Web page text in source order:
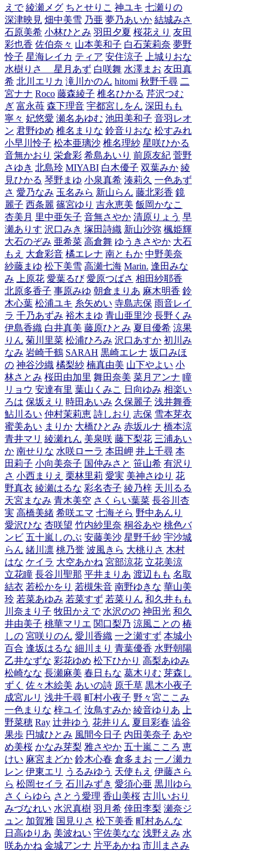
えで 綾瀬メグ ちとせりこ 神ユキ 七瀬りの
深津映見 畑中美雪 乃亜 夢乃あいか 結城みさ
石原美希 小林ひとみ 羽田夕夏 桜花えり 友田
彩也香 佐伯奈々 山本美和子 白石茉莉奈 夢野
怜子 星海レイカ ティア 安住涼子
上城りおな
水樹りさ 星月あず 白咲舞 水澤まお 友田真
希 北川エリカ 滝川かのん hitomi 秋野千尋 二
宮ナナ Roco 藤森綾子 椎名ひかる 芹沢つむ
ぎ 富永苺 森下理音 宇都宮しをん 深田もも
寧々 妃悠愛 瀬名あゆむ 池田美和子 音羽レオ
ン 君野ゆめ 椎名まりな 鈴音りおな 松すみれ
小早川怜子 松本亜璃沙 椎名理紗 星咲ひかる
音無かおり 栄倉彩 希島あいり 前原友紀 菅野
さゆき 北島玲 MIYABI 白木優子 双葉みか 綾
見ひかる 琴野まゆ 小泉真希 湊莉久 一色あず
さ 愛乃なみ 玉名みら 新山らん 藤北彩香 鏡
麗子 西条麗 篠宮ゆり 吉永恵美 飯岡かなこ
杏美月 里中亜矢子 音無さやか 清原りょう 早
瀬ありす 沢口みき 塚田詩織 新山沙弥 楓姫輝
大石のぞみ 亜希菜 高倉舞 ゆうきさやか 大石
もえ 大倉彩音 橘エレナ 南ともか 中野美奈
紗藤まゆ 松下美雪 高瀬七海 Marin. 逢田みな
み
上原花 愛葉るび 愛原つばさ 相田紗耶香
北原多香子 事原みゆ 朝倉まりあ 麻木明香 鈴
木心葉 松浦ユキ 糸矢めい 寺島志保 雨音レイ
ラ 千乃あずみ 裕木まゆ 青山亜里沙 長野くみ
伊島香織 白井真美 藤原ひとみ 夏目優希 涼果
りん 菊川里菜 松浦ひろみ 沢口あすか 初川み
なみ 岩崎千鶴 SARAH 黒崎エレナ 坂口みほ
の 神谷沙織 橘梨紗 楠真由美 山下やよい 小
林さとみ 桜田由加里 舞田奈美 菜月アンナ 瞳
リョウ 安達有里 葉山くみこ 日向ゆみ 相楽い
ろは 保坂えり 時田あいみ 久保麗子 浅井舞香
鮎川るい 仲村茉莉恵 詩しおり 志保 雪本芽衣
蜜美あい まりか 大橋ひとみ 赤坂ルナ 橋本涼
青井マリ 綾瀬れん 美泉咲 藤下梨花 三浦あい
か 南せりな 水咲ローラ 本田岬 井上千尋 本
田莉子 小向美奈子 国仲みさと 笹山希 有沢り
さ 小西まりえ 栗林里莉 愛実 美神さゆり 花
野真衣 綾瀬はるな 彩名杏子 綾乃梓 天川るる
天宮まなみ 青木美空 さくらい葉菜 長谷川杏
実 高橋美緒 希咲エマ 七海そら 野中あんり
愛沢ひな 杏咲望 竹内紗里奈 桐谷あや 桃色バ
ンビ 五十嵐しのぶ 安藤美沙 星野千紗 宇沙城
らん 緒川凛 桃乃誉 波風きら 大桃りさ 木村
はな ケイラ 大空あかね 宮部涼花 立花美涼
立花瞳 長谷川聖那 平井まりあ 渡辺もも 名取
結衣 若松かをり 若槻朱音 南野ゆきな 華山美
玲 若菜あゆみ 若菜すず 若菜りん 和久井もも
川奈まり子 牧田かえで 水沢のの 神田光 和久
井由美子 桃華マリエ 関口梨乃 涼風ことの 椿
しの 宮咲りのん 愛川香織 一之瀬すず 本城小
百合 逢坂はるな 細川まり 青葉優香 水野朝陽
乙井なずな 彩花ゆめ 松下ひかり 高梨あゆみ
松崎なな 長瀬麻美 春日もな 葛木りむ 芽森し
ずく 佐々木絵美 あいの詩 原千草 黒木小夜子
成宮ルリ 浅井千尋 町村小夜子 野々宮ここみ
一色まりな 梓ユイ 汝鳥すみか 綾音ゆりあ
上
野菜穂 Ray 辻井ゆう 花井りん 夏目彩春 澁谷
果歩 円城ひとみ 風間今日子 内田美奈子 あや
め美桜 かなみ芽梨 雅さやか 五十嵐こころ 恵
けい 麻宮まどか 鈴木心春 倉多まお 一ノ瀬カ
レン 伊東エリ うるみゆう 天使もえ 伊藤さら
ら 松岡セイラ 石川みずき 愛須心亜 黒川ゆら
さくらゆら さとう愛理 香山美桜 古川いおり
みづなれい 水沢真樹 羽月希 倖田李梨 瀬奈ジ
ュン 加賀雅 国見りさ 松下美香 町村あんな
日高ゆりあ 美波ねい 宇佐美なな 浅野えみ 水
咲あかね 金城アンナ 片平あかね 市川まさみ